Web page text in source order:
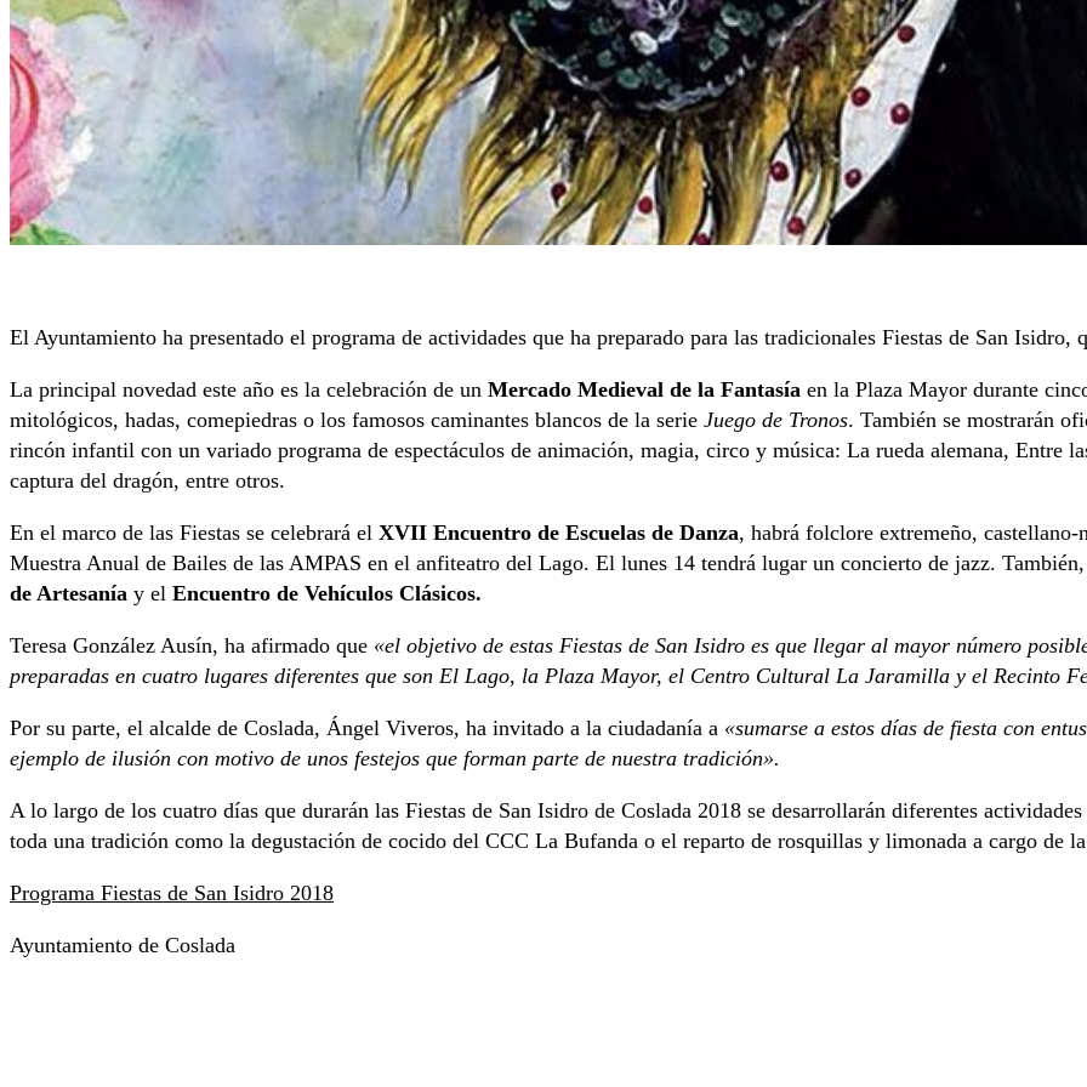
El Ayuntamiento ha presentado el programa de actividades que ha preparado para las tradicionales Fiestas de San Isidro,
La principal novedad este año es la celebración de un Mercado Medieval de la Fantasía en la Plaza Mayor durante
mitológicos, hadas, comepiedras o los famosos caminantes blancos de la serie Juego de Tronos. También se mostrarán
rincón infantil con un variado programa de espectáculos de animación, magia, circo y música: La rueda alemana, Entre
captura del dragón, entre otros.
En el marco de las Fiestas se celebrará el XVII Encuentro de Escuelas de Danza, habrá folclore extremeño,
Muestra Anual de Bailes de las AMPAS en el anfiteatro del Lago. El lunes 14 tendrá lugar un concierto de jazz.
de Artesanía y el Encuentro de Vehículos Clásicos.
Teresa González Ausín, ha afirmado que «el objetivo de estas Fiestas de San Isidro es que llegar al mayor número
preparadas en cuatro lugares diferentes que son El Lago, la Plaza Mayor, el Centro Cultural La Jaramilla y el Recinto
Por su parte, el alcalde de Coslada, Ángel Viveros, ha invitado a la ciudadanía a «sumarse a estos días de fiesta con
ejemplo de ilusión con motivo de unos festejos que forman parte de nuestra tradición».
A lo largo de los cuatro días que durarán las Fiestas de San Isidro de Coslada 2018 se desarrollarán diferentes
toda una tradición como la degustación de cocido del CCC La Bufanda o el reparto de rosquillas y limonada a cargo de
Programa Fiestas de San Isidro 2018
Ayuntamiento de Coslada